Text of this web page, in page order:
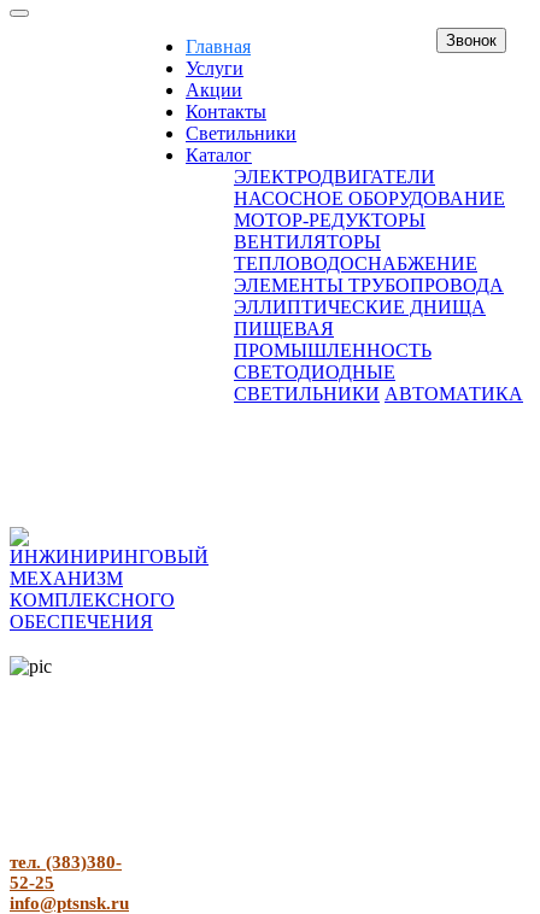
Главная
Услуги
Акции
Контакты
Светильники
Каталог
ЭЛЕКТРОДВИГАТЕЛИ
НАСОСНОЕ ОБОРУДОВАНИЕ
МОТОР-РЕДУКТОРЫ
ВЕНТИЛЯТОРЫ
ТЕПЛОВОДОСНАБЖЕНИЕ
ЭЛЕМЕНТЫ ТРУБОПРОВОДА
ЭЛЛИПТИЧЕСКИЕ ДНИЩА
ПИЩЕВАЯ
ПРОМЫШЛЕННОСТЬ
СВЕТОДИОДНЫЕ
СВЕТИЛЬНИКИ АВТОМАТИКА
Звонок
тел. (383)380-
52-25
info@ptsnsk.ru